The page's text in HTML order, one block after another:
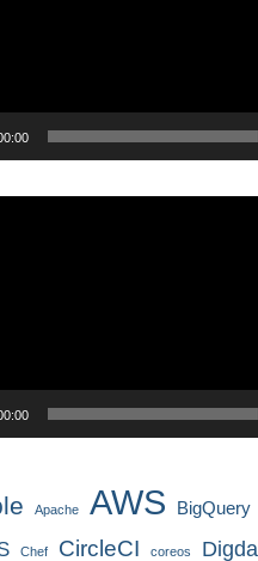
Apache AWS BigQuery
Chef CircleCI coreos